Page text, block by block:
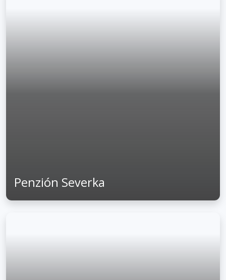
Penzión Severka